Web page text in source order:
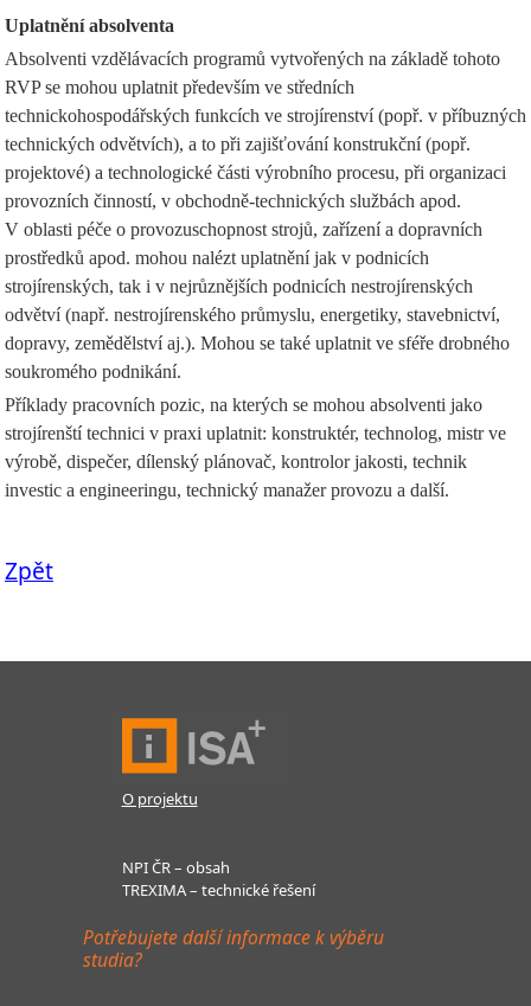
Uplatnění absolventa
Absolventi vzdělávacích programů vytvořených na základě tohoto
RVP se mohou uplatnit především ve středních
technickohospodářských funkcích ve strojírenství (popř. v příbuzných
technických odvětvích), a to při zajišťování konstrukční (popř.
projektové) a technologické části výrobního procesu, při organizaci
provozních činností, v obchodně-technických službách apod.
V oblasti péče o provozuschopnost strojů, zařízení a dopravních
prostředků apod. mohou nalézt uplatnění jak v podnicích
strojírenských, tak i v nejrůznějších podnicích nestrojírenských
odvětví (např. nestrojírenského průmyslu, energetiky, stavebnictví,
dopravy, zemědělství aj.). Mohou se také uplatnit ve sféře drobného
soukromého podnikání.
Příklady pracovních pozic, na kterých se mohou absolventi jako
strojírenští technici v praxi uplatnit: konstruktér, technolog, mistr ve
výrobě, dispečer, dílenský plánovač, kontrolor jakosti, technik
investic a engineeringu, technický manažer provozu a další.
Zpět
O projektu
NPI ČR – obsah
TREXIMA – technické řešení
Potřebujete další informace k výběru
studia?